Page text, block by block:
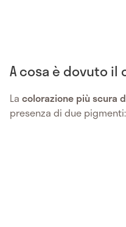
A cosa è dovuto
La colorazione più scura
presenza di due pigmenti: